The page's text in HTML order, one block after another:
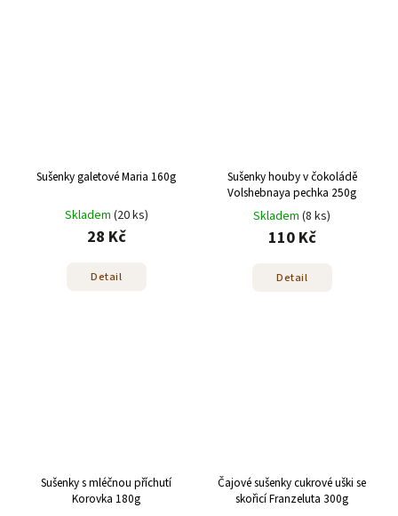
Sušenky galetové Maria 160g
Skladem (20 ks)
28 Kč
Detail
Sušenky houby v čokoládě
Volshebnaya pechka 250g
Skladem (8 ks)
110 Kč
Detail
Sušenky s mléčnou příchutí
Korovka 180g
Čajové sušenky cukrové uški se
skořicí Franzeluta 300g